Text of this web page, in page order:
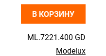
ML.7221.400 GD
Modelux
В КОРЗИНУ